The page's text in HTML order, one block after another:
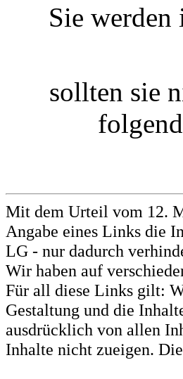
Sie
sollten sie
Mit dem Urteil vom 12.
Angabe eines Links die
LG - nur dadurch
Wir haben auf
Für all diese Links gilt:
Gestaltung und die
ausdrücklich von allen
Inhalte nicht zueigen.